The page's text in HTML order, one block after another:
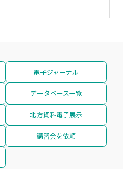
電子ジャーナル
データベース一覧
北方資料電子展示
講習会を依頼